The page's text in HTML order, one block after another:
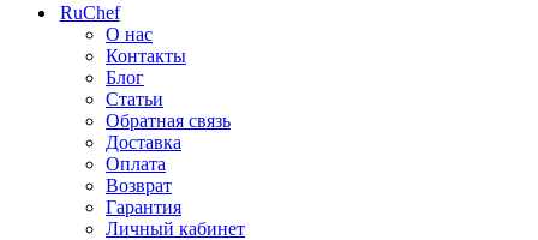
RuChef
О нас
Контакты
Блог
Статьи
Обратная связь
Доставка
Оплата
Возврат
Гарантия
Личный кабинет